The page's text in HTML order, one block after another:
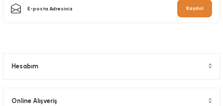
Kaydol
Hesabım
Online Alışveriş